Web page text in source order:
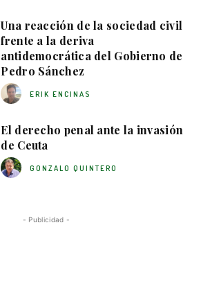
Una reacción de la sociedad civil
frente a la deriva
antidemocrática del Gobierno de
Pedro Sánchez
ERIK ENCINAS
El derecho penal ante la invasión
de Ceuta
GONZALO QUINTERO
- Publicidad -